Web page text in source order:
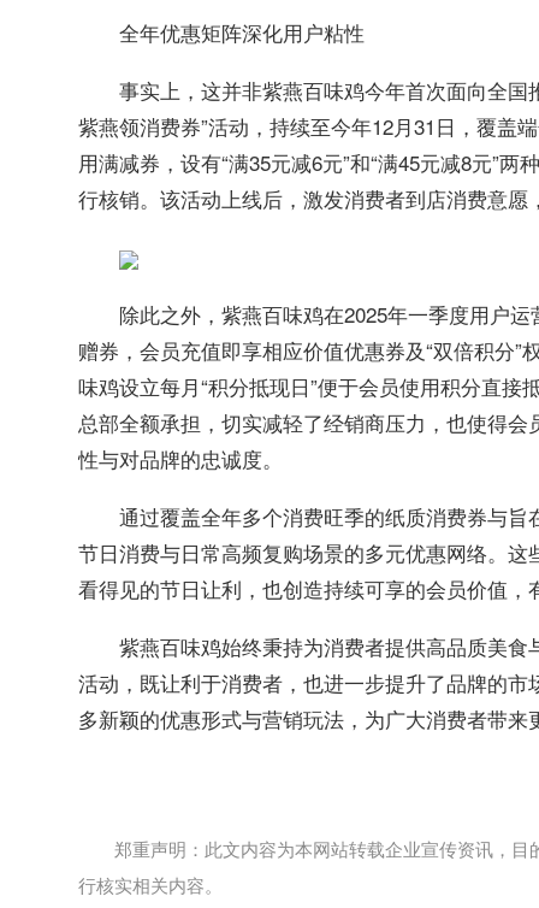
全年优惠矩阵深化用户粘性
事实上，这并非紫燕百味鸡今年首次面向全
紫燕领消费券”活动，持续至今年12月31日，覆盖
用满减券，设有“满35元减6元”和“满45元减8元”
行核销。该活动上线后，激发消费者到店消费意
除此之外，紫燕百味鸡在2025年一季度用户
赠券，会员充值即享相应价值优惠券及“双倍积分
味鸡设立每月“积分抵现日”便于会员使用积分直
总部全额承担，切实减轻了经销商压力，也使得
性与对品牌的忠诚度。
通过覆盖全年多个消费旺季的纸质消费券与
节日消费与日常高频复购场景的多元优惠网络。
看得见的节日让利，也创造持续可享的会员价值
紫燕百味鸡始终秉持为消费者提供高品质美
活动，既让利于消费者，也进一步提升了品牌的
多新颖的优惠形式与营销玩法，为广大消费者带
郑重声明：此文内容为本网站转载企业宣传资讯，
行核实相关内容。